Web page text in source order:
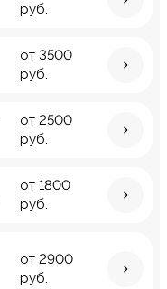
руб.
от 3500
руб.
от 2500
руб.
от 1800
руб.
от 2900
руб.